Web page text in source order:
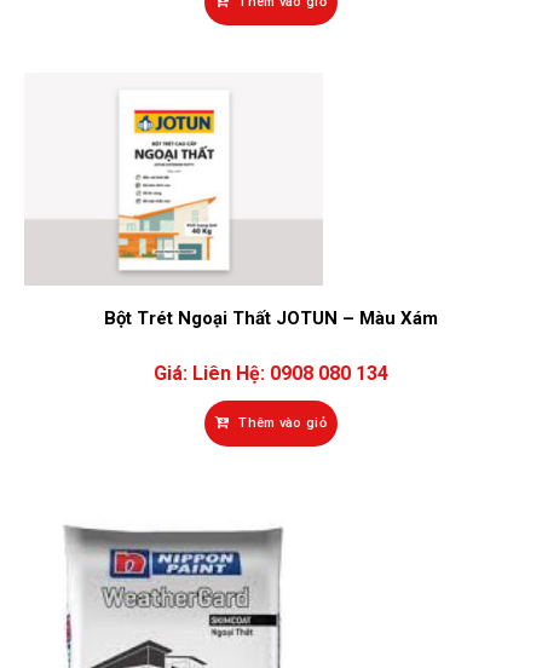
Bột Trét Ngoại Thất JOTUN – Màu Xám
Giá: Liên Hệ: 0908 080 134
Thêm vào giỏ